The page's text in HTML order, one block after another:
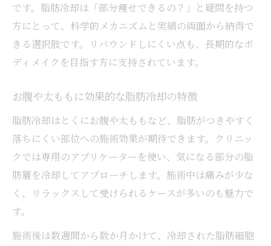
部分痩せに必要な脂肪冷却の通院頻度とは
脂肪冷却の効果が出るまでの期間と流れ
千葉県で脂肪冷却の回数を決めるポイント
える
脂肪冷却一回で実感できる部分痩せの範囲
一度の脂肪冷却施術で現れる変化と特徴
脂肪冷却で何センチ変わるかの実際を紹介
一回の脂肪冷却で期待できる効果の目安
安全性重視で選ぶ脂肪冷却施術のポイント
です。脂肪冷却は「部分痩せできるの？」と疑問を持つ
方にとって、科学的メカニズムと実績の両面から納得で
きる選択肢です。リバウンドしにくい点も、長期的なボ
ディメイクを目指す方に支持されています。
お腹や太ももに効果的な脂肪冷却の特徴
脂肪冷却はとくにお腹や太ももなど、脂肪がつきやすく
落ちにくい部位への施術効果が期待できます。クリニッ
クでは専用のアプリケーターを使い、気になる部分の脂
肪層を冷却してアプローチします。施術中は痛みが少な
く、リラックスして受けられるケースが多いのも魅力で
す。
施術後は数週間から数か月かけて、冷却された脂肪細胞